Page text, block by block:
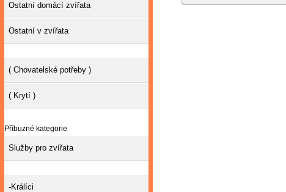
Ostatní domácí zvířata
Ostatní v zvířata
( Chovatelské potřeby )
( Krytí )
Příbuzné kategorie
Služby pro zvířata
-Králíci